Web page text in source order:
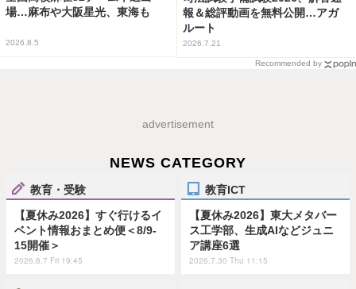
場…麻布や大阪星光、東海も
2026.8.5
報＆総評動画を無料公開…アガ
ルート
2026.7.21
Recommended by
advertisement
NEWS CATEGORY
教育・受験
【夏休み2026】すぐ行けるイ
ベント情報おまとめ便＜8/9-
15開催＞
2026.8.7 Fri 19:45
教育ICT
【夏休み2026】東大メタバー
ス工学部、生成AIなどジュニ
ア講座6選
2026.7.30 Thu 11:15